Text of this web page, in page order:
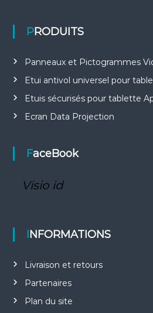
PRODUITS
Panneaux et Pictogrammes
Etui antivol universel pour
Etuis sécurisés pour tablette
Ecran Data Projection
FaceBook
Visio id
INFORMATIONS
Livraison et retours
Partenaires
Plan du site